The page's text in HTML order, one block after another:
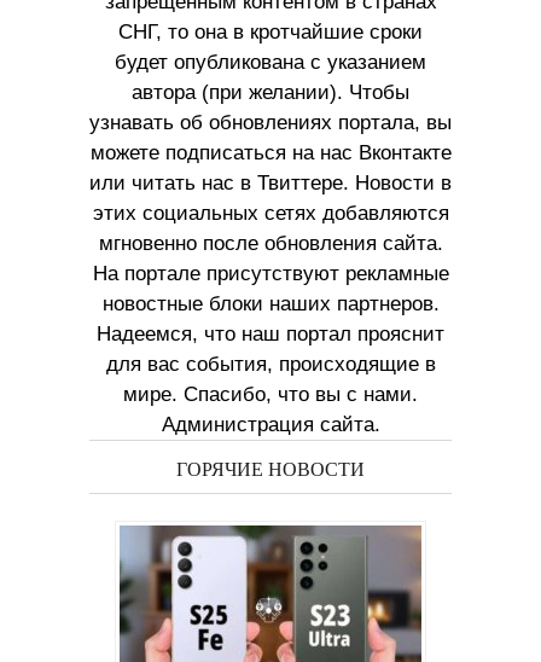
СНГ, то она в кротчайшие сроки
будет опубликована с указанием
автора (при желании). Чтобы
узнавать об обновлениях портала, вы
можете подписаться на нас Вконтакте
или читать нас в Твиттере. Новости в
этих социальных сетях добавляются
мгновенно после обновления сайта.
На портале присутствуют рекламные
новостные блоки наших партнеров.
Надеемся, что наш портал прояснит
для вас события, происходящие в
мире. Спасибо, что вы с нами.
Администрация сайта.
ГОРЯЧИЕ НОВОСТИ